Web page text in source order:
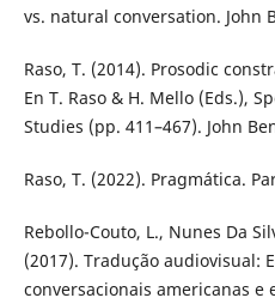
vs. natural conversation. John
Raso, T. (2014). Prosodic
En T. Raso & H. Mello (Eds.),
Studies (pp. 411–467). John
Raso, T. (2022). Pragmática.
Rebollo-Couto, L., Nunes Da
(2017). Tradução audiovisual:
conversacionais americanas e